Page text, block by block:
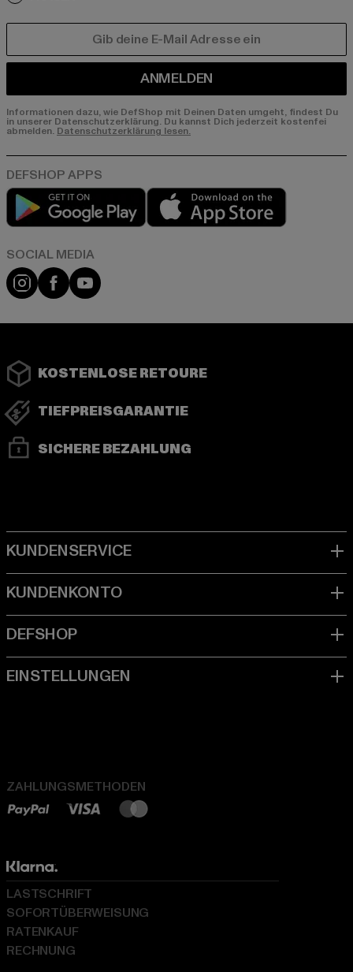
ANMELDEN
Informationen dazu, wie DefShop mit Deinen Daten umgeht, findest Du
in unserer Datenschutzerklärung. Du kannst Dich jederzeit kostenfei
abmelden. Datenschutzerklärung lesen.
Play market
Instagram
FacebookYouTube
KOSTENLOSE RETOURE
TIEFPREISGARANTIE
SICHERE BEZAHLUNG
ZAHLUNGSMETHODEN
LASTSCHRIFT
SOFORTÜBERWEISUNG
RATENKAUF
RECHNUNG